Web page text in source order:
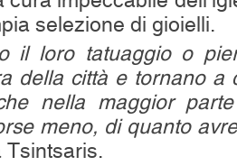
selezione di gioielli.
il loro tatuaggio o
della città e tornano a
nella maggior
meno, di quanto
Tsintsaris.